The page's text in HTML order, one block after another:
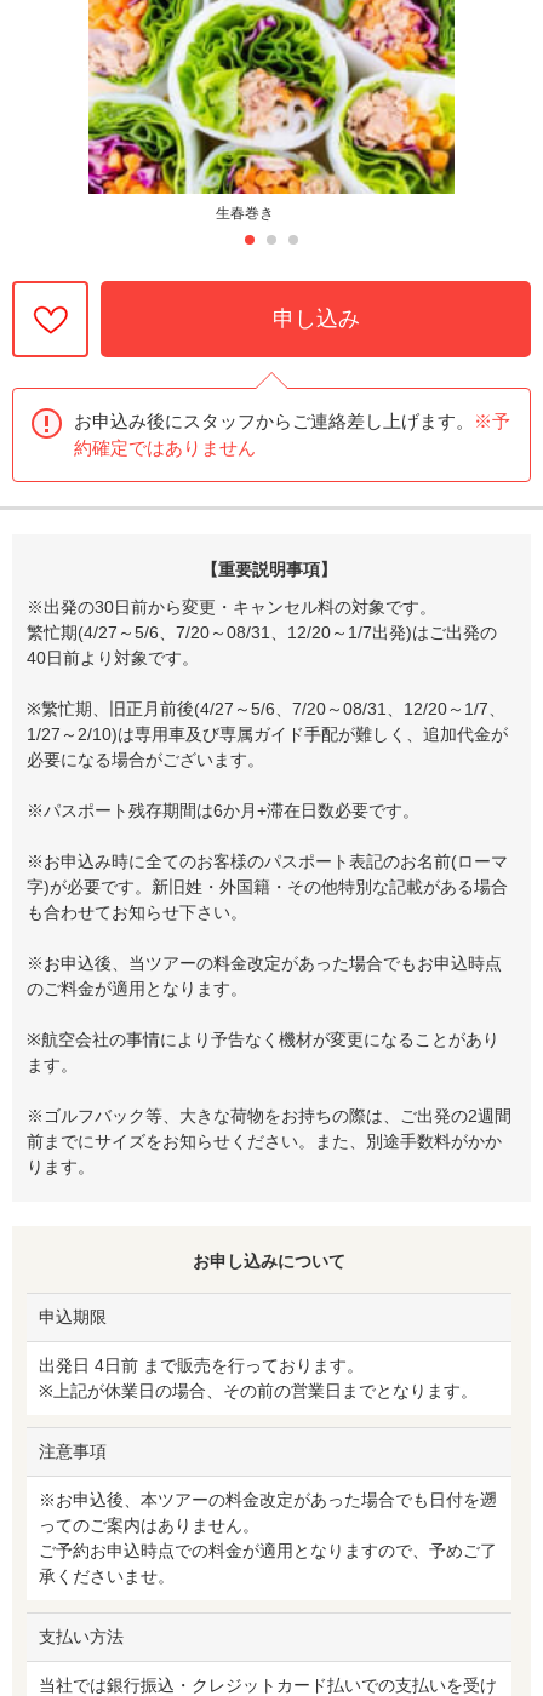
生春巻き
申し込み
お申込み後にスタッフからご連絡差し上げます。
※予
約確定ではありません
【重要説明事項】
※出発の30日前から変更・キャンセル料の対象です。
繁忙期(4/27～5/6、7/20～08/31、12/20～1/7出発)はご出発の
40日前より対象です。
※繁忙期、旧正月前後(4/27～5/6、7/20～08/31、12/20～1/7、
1/27～2/10)は専用車及び専属ガイド手配が難しく、追加代金が
必要になる場合がございます。
※パスポート残存期間は6か月+滞在日数必要です。
※お申込み時に全てのお客様のパスポート表記のお名前(ローマ
字)が必要です。新旧姓・外国籍・その他特別な記載がある場合
も合わせてお知らせ下さい。
※お申込後、当ツアーの料金改定があった場合でもお申込時点
のご料金が適用となります。
※航空会社の事情により予告なく機材が変更になることがあり
ます。
※ゴルフバック等、大きな荷物をお持ちの際は、ご出発の2週間
前までにサイズをお知らせください。また、別途手数料がかか
ります。
お申し込みについて
申込期限
出発日 4日前 まで販売を行っております。
※上記が休業日の場合、その前の営業日までとなります。
注意事項
※お申込後、本ツアーの料金改定があった場合でも日付を遡
ってのご案内はありません。
ご予約お申込時点での料金が適用となりますので、予めご了
承くださいませ。
支払い方法
当社では銀行振込・クレジットカード払いでの支払いを受け